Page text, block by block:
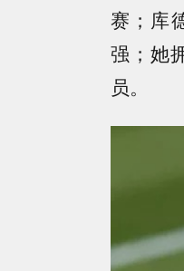
赛；库
强；她
员。